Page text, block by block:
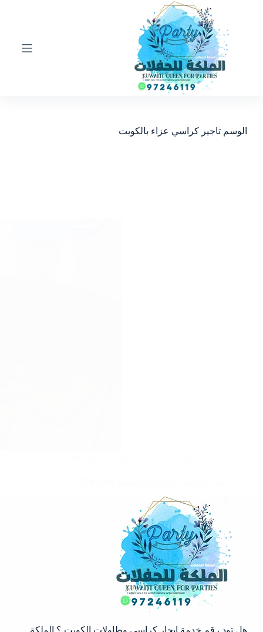
الوسم تاجير كراسي عزاء بالكويت
كراسي
في
الكويت
|97246119